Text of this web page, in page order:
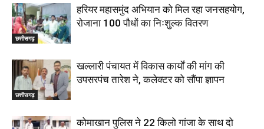
छत्तीसगढ़
हरियर महासमुंद अभियान को मिल रहा जनसहयोग,
रोजाना 100 पौधों का निःशुल्क वितरण
छत्तीसगढ़
खल्लारी पंचायत में विकास कार्यों की मांग की
उपसरपंच तारेश ने, कलेक्टर को सौंपा ज्ञापन
कोमाखान पुलिस ने 22 किलो गांजा के साथ दो